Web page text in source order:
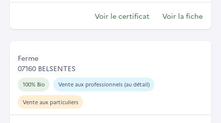
Voir le certificat Voir la fiche
Ferme
07160 BELSENTES
100% Bio Vente aux professionnels (au détail)
Vente aux particuliers